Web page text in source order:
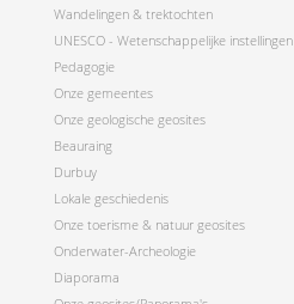
Wandelingen & trektochten
UNESCO - Wetenschappelijke instellingen
Pedagogie
Onze gemeentes
Onze geologische geosites
Beauraing
Durbuy
Lokale geschiedenis
Onze toerisme & natuur geosites
Onderwater-Archeologie
Diaporama